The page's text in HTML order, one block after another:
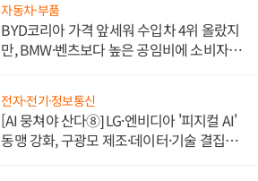
자동차·부품
BYD코리아 가격 앞세워 수입차 4위 올랐지
만, BMW·벤츠보다 높은 공임비에 소비자
전자·전기·정보통신
[AI 뭉쳐야 산다⑧] LG·엔비디아 '피지컬 AI'
동맹 강화, 구광모 제조·데이터·기술 결집